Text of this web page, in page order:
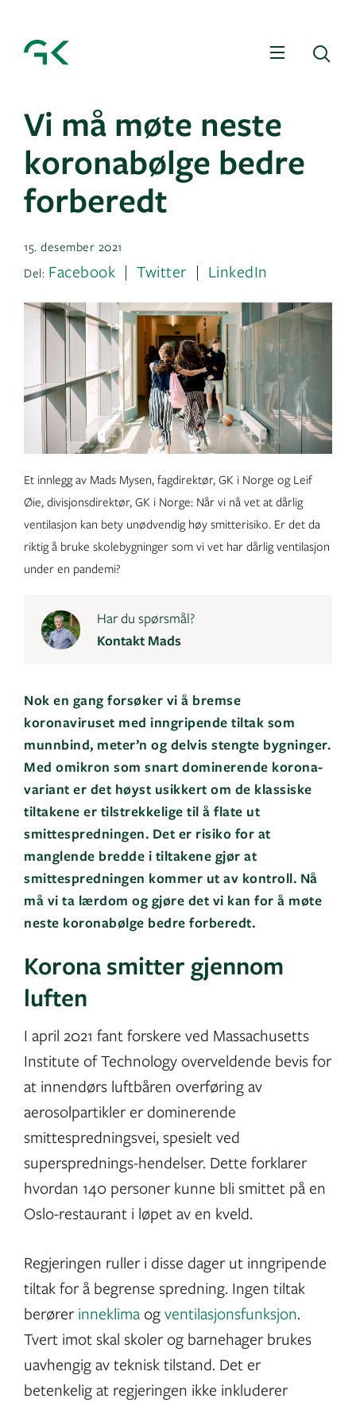
Meny
Vi må møte neste
koronabølge bedre
forberedt
15. desember 2021
Del: Facebook Twitter LinkedIn
Et innlegg av Mads Mysen, fagdirektør, GK i Norge og Leif
Øie, divisjonsdirektør, GK i Norge: Når vi nå vet at dårlig
ventilasjon kan bety unødvendig høy smitterisiko. Er det da
riktig å bruke skolebygninger som vi vet har dårlig ventilasjon
under en pandemi?
Har du spørsmål?
Kontakt Mads
Nok en gang forsøker vi å bremse
koronaviruset med inngripende tiltak som
munnbind, meter’n og delvis stengte bygninger.
Med omikron som snart dominerende korona-
variant er det høyst usikkert om de klassiske
tiltakene er tilstrekkelige til å flate ut
smittespredningen. Det er risiko for at
manglende bredde i tiltakene gjør at
smittespredningen kommer ut av kontroll. Nå
må vi ta lærdom og gjøre det vi kan for å møte
neste koronabølge bedre forberedt.
Korona smitter gjennom
luften
I april 2021 fant forskere ved Massachusetts
Institute of Technology overveldende bevis for
at innendørs luftbåren overføring av
aerosolpartikler er dominerende
smittespredningsvei, spesielt ved
supersprednings-hendelser. Dette forklarer
hvordan 140 personer kunne bli smittet på en
Oslo-restaurant i løpet av en kveld.
Regjeringen ruller i disse dager ut inngripende
tiltak for å begrense spredning. Ingen tiltak
berørerinneklima ogventilasjonsfunksjon.
Tvert imot skal skoler og barnehager brukes
uavhengig av teknisk tilstand. Det er
betenkelig at regjeringen ikke inkluderer